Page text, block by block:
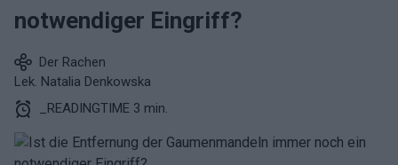
notwendiger Eingriff?
Der Rachen
Lek. Natalia Denkowska
_READINGTIME 3 min.